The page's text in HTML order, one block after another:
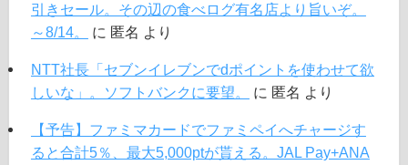
引きセール。その辺の食べログ有名店より旨いぞ。
～8/14。
に 匿名 より
NTT社長「セブンイレブンでdポイントを使わせて欲
しいな」。ソフトバンクに要望。
に 匿名 より
【予告】ファミマカードでファミペイへチャージす
ると合計5％、最大5,000ptが貰える。JAL Pay+ANA